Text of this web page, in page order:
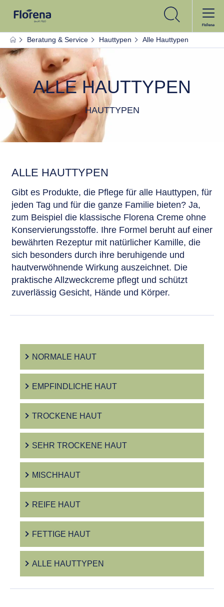
Beratung & Service Hauttypen Alle Hauttypen
ALLE HAUTTYPEN
HAUTTYPEN
ALLE HAUTTYPEN
Gibt es Produkte, die Pflege für alle Hauttypen, für
jeden Tag und für die ganze Familie bieten? Ja,
zum Beispiel die klassische Florena Creme ohne
Konservierungsstoffe. Ihre Formel beruht auf einer
bewährten Rezeptur mit natürlicher Kamille, die
sich besonders durch ihre beruhigende und
hautverwöhnende Wirkung auszeichnet. Die
praktische Allzweckcreme pflegt und schützt
zuverlässig Gesicht, Hände und Körper.
NORMALE HAUT
EMPFINDLICHE HAUT
TROCKENE HAUT
SEHR TROCKENE HAUT
MISCHHAUT
REIFE HAUT
FETTIGE HAUT
ALLE HAUTTYPEN